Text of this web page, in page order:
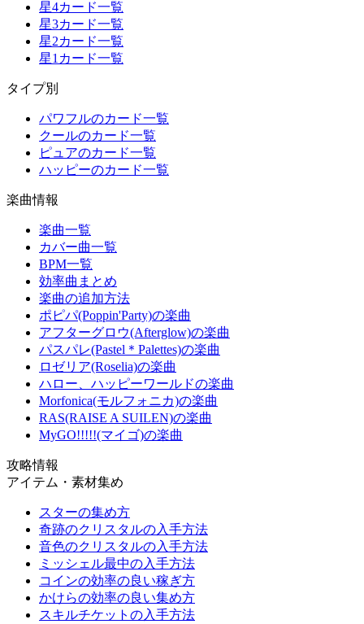
星4カード一覧
星3カード一覧
星2カード一覧
星1カード一覧
タイプ別
パワフルのカード一覧
クールのカード一覧
ピュアのカード一覧
ハッピーのカード一覧
楽曲情報
楽曲一覧
カバー曲一覧
BPM一覧
効率曲まとめ
楽曲の追加方法
ポピパ(Poppin'Party)の楽曲
アフターグロウ(Afterglow)の楽曲
パスパレ(Pastel＊Palettes)の楽曲
ロゼリア(Roselia)の楽曲
ハロー、ハッピーワールドの楽曲
Morfonica(モルフォニカ)の楽曲
RAS(RAISE A SUILEN)の楽曲
MyGO!!!!!(マイゴ)の楽曲
攻略情報
アイテム・素材集め
スターの集め方
奇跡のクリスタルの入手方法
音色のクリスタルの入手方法
ミッシェル最中の入手方法
コインの効率の良い稼ぎ方
かけらの効率の良い集め方
スキルチケットの入手方法